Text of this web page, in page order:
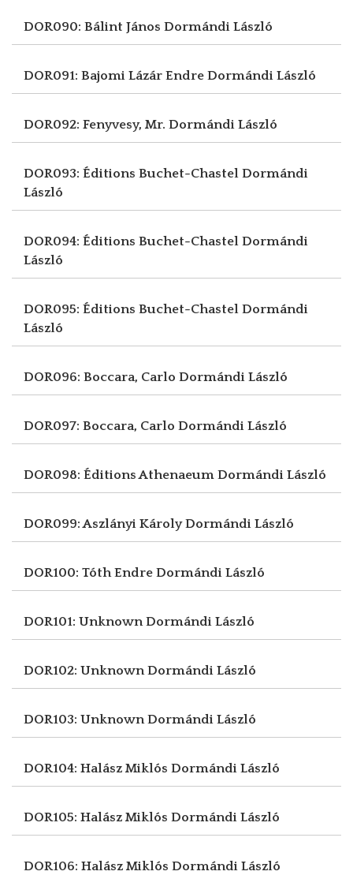
DOR090: Bálint János Dormándi László
DOR091: Bajomi Lázár Endre Dormándi László
DOR092: Fenyvesy, Mr. Dormándi László
DOR093: Éditions Buchet-Chastel Dormándi
László
DOR094: Éditions Buchet-Chastel Dormándi
László
DOR095: Éditions Buchet-Chastel Dormándi
László
DOR096: Boccara, Carlo Dormándi László
DOR097: Boccara, Carlo Dormándi László
DOR098: Éditions Athenaeum Dormándi László
DOR099: Aszlányi KárolyDormándi László
DOR100: Tóth Endre Dormándi László
DOR101: UnknownDormándi László
DOR102: UnknownDormándi László
DOR103: UnknownDormándi László
DOR104: Halász Miklós Dormándi László
DOR105: Halász Miklós Dormándi László
DOR106: Halász Miklós Dormándi László